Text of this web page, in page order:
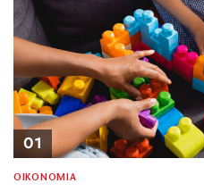
01
ΟΙΚΟΝΟΜΙΑ